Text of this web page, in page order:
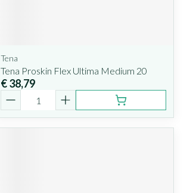
Tena
Tena Proskin Flex Ultima Medium 20
€ 38,79